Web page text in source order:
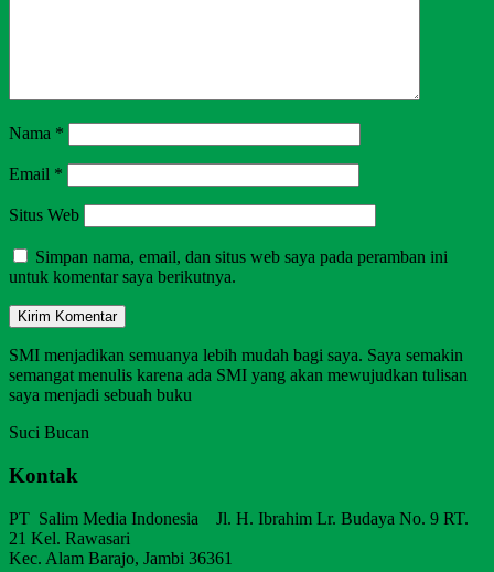
Nama *
Email *
Situs Web
Simpan nama, email, dan situs web saya pada peramban ini
untuk komentar saya berikutnya.
SMI menjadikan semuanya lebih mudah bagi saya. Saya semakin
semangat menulis karena ada SMI yang akan mewujudkan tulisan
saya menjadi sebuah buku
Suci Bucan
Kontak
PT Salim Media Indonesia Jl. H. Ibrahim Lr. Budaya No. 9 RT.
21 Kel. Rawasari
Kec. Alam Barajo, Jambi 36361